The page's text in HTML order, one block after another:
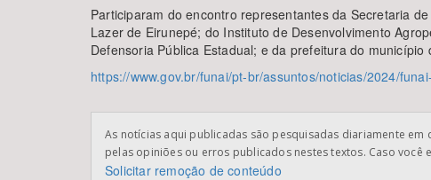
Participaram do encontro representantes da Secretaria
Lazer de Eirunepé; do Instituto de Desenvolvimento
Defensoria Pública Estadual; e da prefeitura do município
https://www.gov.br/funai/pt-br/assuntos/noticias/2024/
As notícias aqui publicadas são pesquisadas diariamente
pelas opiniões ou erros publicados nestes textos. Caso
Solicitar remoção de conteúdo